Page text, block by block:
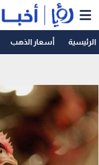
الرئيسية أسعار الذهب